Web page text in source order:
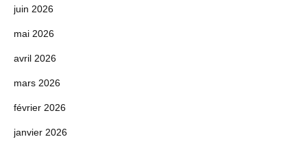
juin 2026
mai 2026
avril 2026
mars 2026
février 2026
janvier 2026